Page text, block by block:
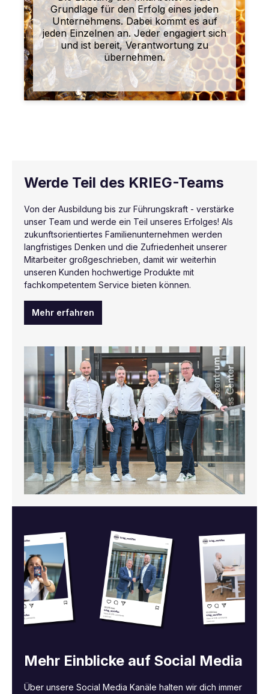
Grundlage für den Erfolg eines jeden
Unternehmens. Dabei kommt es auf
jeden Einzelnen an. Jeder engagiert sich
und ist bereit, Verantwortung zu
übernehmen.
Werde Teil des KRIEG-Teams
Von der Ausbildung bis zur Führungskraft - verstärke
unser Team und werde ein Teil unseres Erfolges! Als
zukunftsorientiertes Familienunternehmen werden
langfristiges Denken und die Zufriedenheit unserer
Mitarbeiter großgeschrieben, damit wir weiterhin
unseren Kunden hochwertige Produkte mit
fachkompetentem Service bieten können.
Mehr erfahren
Mehr Einblicke auf Social Media
Über unsere Social Media Kanäle halten wir dich immer